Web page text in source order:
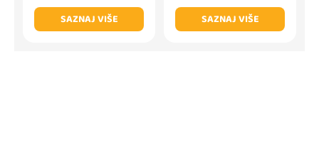
SAZNAJ VIŠE
SAZNAJ VIŠE